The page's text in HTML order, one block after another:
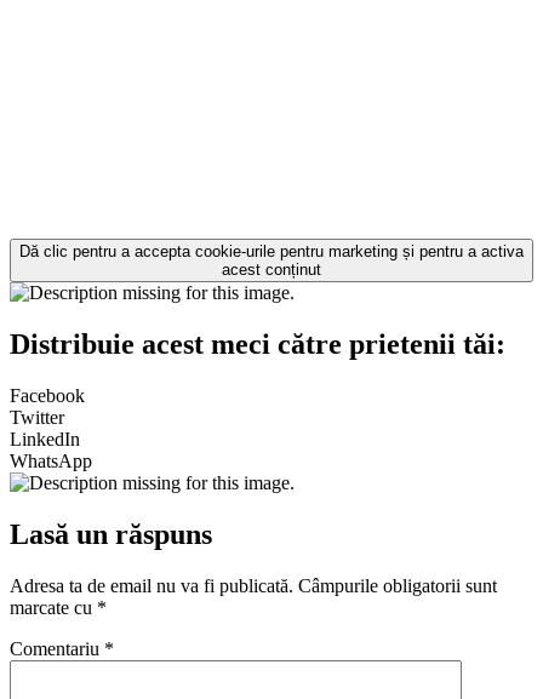
Dă clic pentru a accepta cookie-urile pentru marketing și pentru a activa
acest conținut
Distribuie acest meci către prietenii tăi:
Facebook
Twitter
LinkedIn
WhatsApp
Lasă un răspuns
Adresa ta de email nu va fi publicată. Câmpurile obligatorii sunt
marcate cu *
Comentariu *